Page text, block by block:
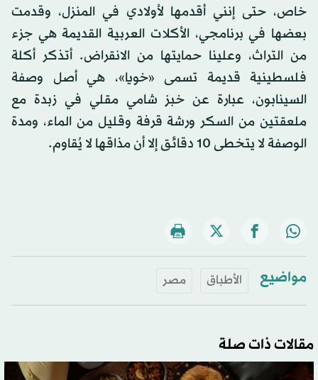
خاص، حتى إنني أقدمها لأولادي في المنزل، وقدمت
بعضها في برنامجي، الأكلات العربية القديمة هي جزء
من التراث، وعلينا حمايتها من الانقراض. أتذكر أكلة
فلسطينية قديمة تسمى «خويا»، هي أصل وصفة
السينابون، عبارة عن خبز شامي مقلي في زبدة مع
ملعقتين من السكر ورشة قرفة وقليل من الماء، ومدة
الوصفة لا يتخطى 10 دقائق إلا أن مذاقها لا يُقاوم.
مواضيع الأطباق مصر
مقالات ذات صلة